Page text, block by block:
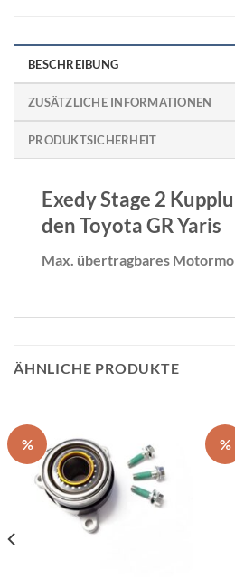
BESCHREIBUNG
ZUSÄTZLICHE INFORMATIONEN
PRODUKTSICHERHEIT
Exedy Stage 2
den Toyota GR Yaris
Max. übertragbares
ÄHNLICHE PRODUKTE
% %